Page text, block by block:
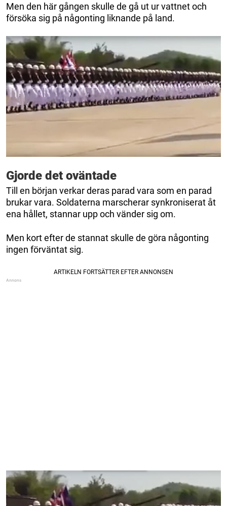
Men den här gången skulle de gå ut ur vattnet och
försöka sig på någonting liknande på land.
Gjorde det oväntade
Till en början verkar deras parad vara som en parad
brukar vara. Soldaterna marscherar synkroniserat åt
ena hållet, stannar upp och vänder sig om.
Men kort efter de stannat skulle de göra någonting
ingen förväntat sig.